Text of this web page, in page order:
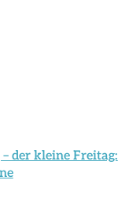
der kleine Freitag: